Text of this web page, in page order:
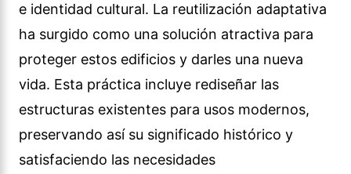
e identidad cultural. La reutilización adaptativa
ha surgido como una solución atractiva para
proteger estos edificios y darles una nueva
vida. Esta práctica incluye rediseñar las
estructuras existentes para usos modernos,
preservando así su significado histórico y
satisfaciendo las necesidades